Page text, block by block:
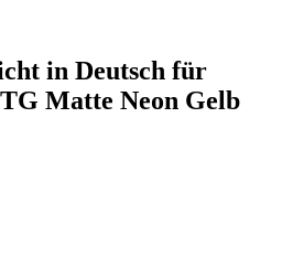
in Deutsch für
Matte Neon Gelb